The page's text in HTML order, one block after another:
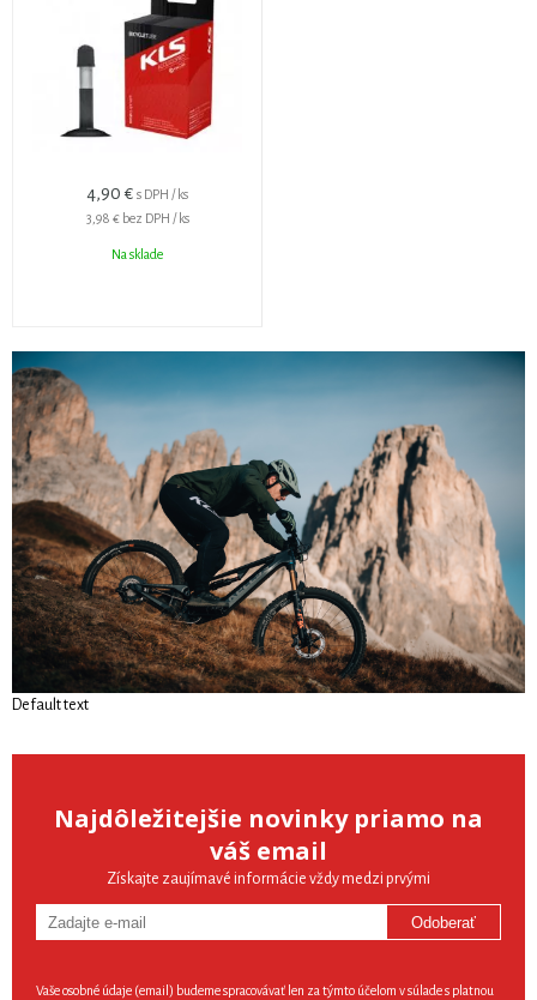
4,90 € s DPH / ks
3,98 € bez DPH / ks
Na sklade
Default text
Najdôležitejšie novinky priamo na
váš email
Získajte zaujímavé informácie vždy medzi prvými
Odoberať
Vaše osobné údaje (email) budeme spracovávať len za týmto účelom v súlade s platnou